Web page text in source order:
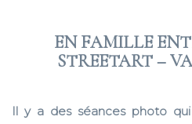
EN FAMILLE
STREETART –
Il y a des séances photo